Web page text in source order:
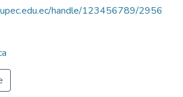
handle/123456789/2956